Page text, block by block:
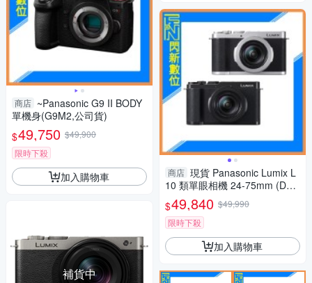
商店 ~Panasonic G9 II BODY
單機身(G9M2,公司貨)
$49,750 $49,900
限時下殺
加入購物車
補貨中
商店 現貨 Panasonic Lumix L
10 類單眼相機 24-75mm (DC-
L10,公司貨)
$49,840 $49,990
限時下殺
加入購物車